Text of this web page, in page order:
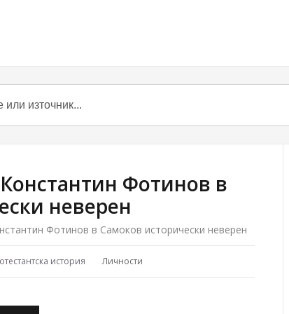
Фотинов в
неверен
Фотинов в Самоков исторически неверен
история Личности